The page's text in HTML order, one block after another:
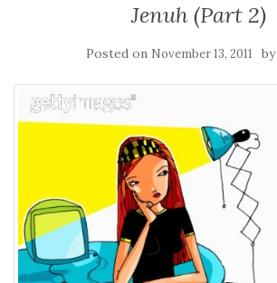
Jenuh (Part 2)
Posted on November 13, 2011 by